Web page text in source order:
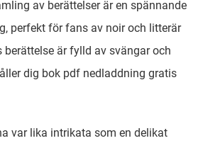
av berättelser är en spännande
perfekt för fans av noir och litterär
berättelse är fylld av svängar och
dig bok pdf nedladdning gratis
var lika intrikata som en delikat